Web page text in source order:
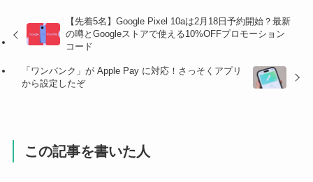
【先着5名】Google Pixel 10aは2月18日予約開始？最新
の噂とGoogleストアで使える10%OFFプロモーション
コード
「ワンバンク」が Apple Pay に対応！さっそくアプリ
から設定したぞ
この記事を書いた人